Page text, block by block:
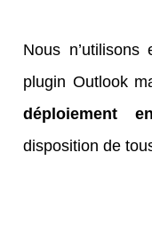
Nous
plugin Outlook
déploiement
disposition de